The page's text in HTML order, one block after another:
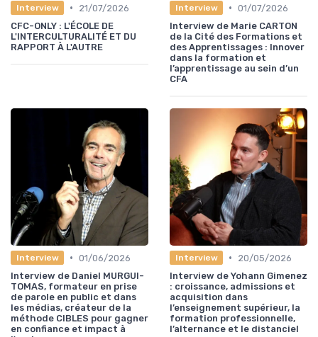
Interview •
21/07/2026
CFC-ONLY : L'ÉCOLE DE
L'INTERCULTURALITÉ ET DU
RAPPORT À L'AUTRE
Interview • 01/07/2026
Interview de Marie CARTON
de la Cité des Formations et
des Apprentissages : Innover
dans la formation et
l’apprentissage au sein d’un
CFA
Interview • 01/06/2026
Interview de Daniel MURGUI-
TOMAS, formateur en prise
de parole en public et dans
les médias, créateur de la
méthode CIBLES pour gagner
en confiance et impact à
Interview •
20/05/2026
Interview de Yohann Gimenez
: croissance, admissions et
acquisition dans
l’enseignement supérieur, la
formation professionnelle,
l’alternance et le distanciel